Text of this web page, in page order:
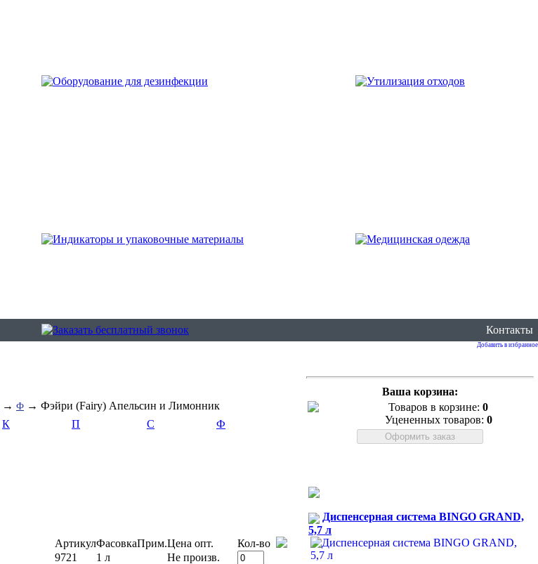
Контакты
Добавить в избранное
→ Ф → Фэйри (Fairy) Апельсин и Лимонник
К П С Ф
АртикулФасовкаПрим.Цена опт.
Кол-во
9721
1 л Не произв.
Ваша корзина:
Товаров в корзине: 0
Уцененных товаров: 0
Диспенсерная система BINGO GRAND,
5,7 л